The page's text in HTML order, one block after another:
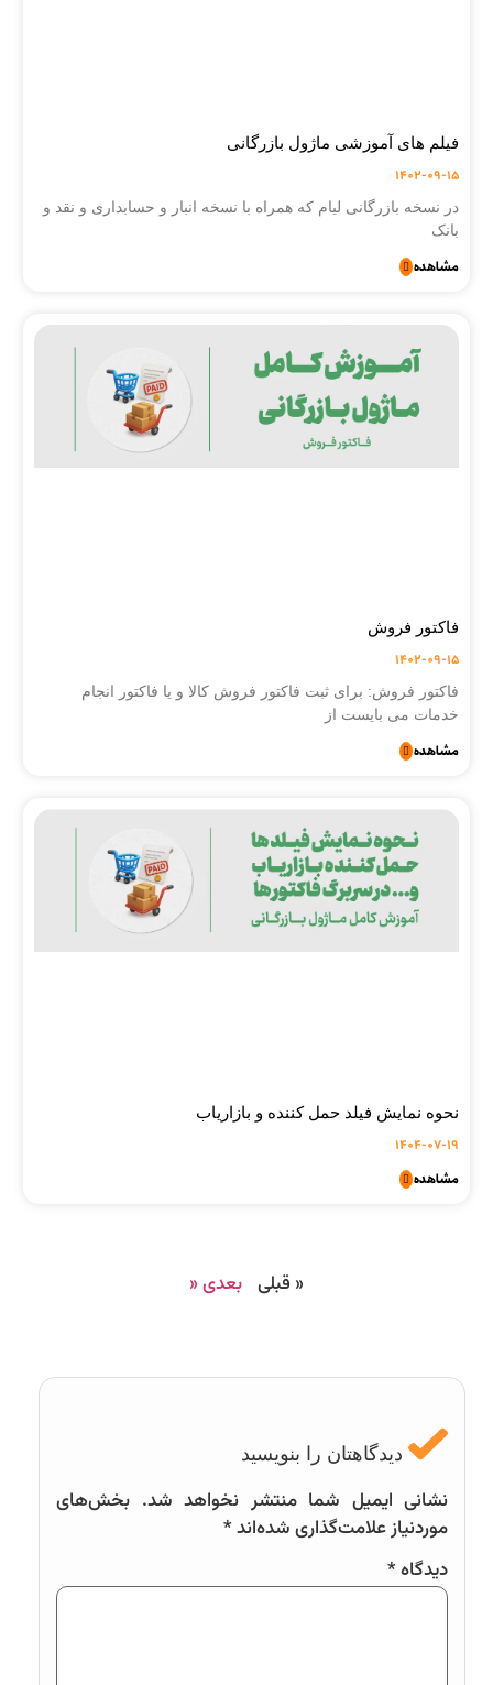
فیلم های آموزشی ماژول بازرگانی
1402-09-15
در نسخه بازرگانی لیام که همراه با نسخه انبار و حسابداری و نقد و
بانک
مشاهده
فاکتور فروش
1402-09-15
فاکتور فروش: برای ثبت فاکتور فروش کالا و یا فاکتور انجام
خدمات می بایست از
مشاهده
نحوه نمایش فیلد حمل کننده و بازاریاب
1404-07-19
مشاهده
« قبلی بعدی «
دیدگاهتان را بنویسید
نشانی ایمیل شما منتشر نخواهد شد. بخش‌های
موردنیاز علامت‌گذاری شده‌اند*
دیدگاه*